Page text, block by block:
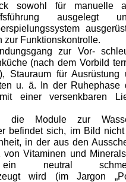
sowohl für manuelle
ausgelegt
zur Funktionskontrolle.
zur Vor-
(nach dem Vorbild
Stauraum für
u. ä. In der Ruhe­phase
einer versenkbaren
die Module zur
befindet sich, im Bild nicht
in der aus den
Vitaminen und
ein neutral
wird (im Jargon